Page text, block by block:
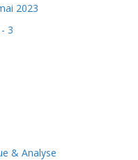
2023
& Analyse